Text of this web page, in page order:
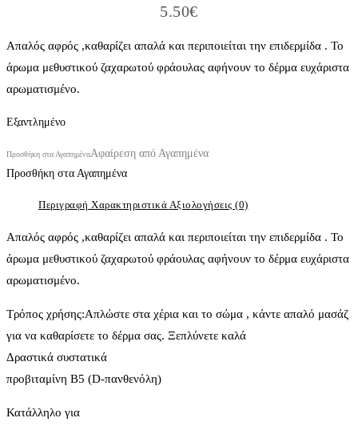
5.50€
Απαλός αφρός ,καθαρίζει απαλά και περιποιείται την επιδερμίδα . Το
άρωμα μεθυστικού ζαχαρωτού φράουλας αφήνουν το δέρμα ευχάριστα
αρωματισμένο.
Εξαντλημένο
Προσθήκη στα ΑγαπημέναΑφαίρεση από Αγαπημένα
Προσθήκη στα Αγαπημένα
Περιγραφή Χαρακτηριστικά Αξιολογήσεις (0)
Απαλός αφρός ,καθαρίζει απαλά και περιποιείται την επιδερμίδα . Το
άρωμα μεθυστικού ζαχαρωτού φράουλας αφήνουν το δέρμα ευχάριστα
αρωματισμένο.
Τρόπος χρήσης:Απλώστε στα χέρια και το σώμα , κάντε απαλό μασάζ
για να καθαρίσετε το δέρμα σας. Ξεπλύνετε καλά
Δραστικά συστατικά
προβιταμίνη Β5 (D-πανθενόλη)
Κατάλληλο για